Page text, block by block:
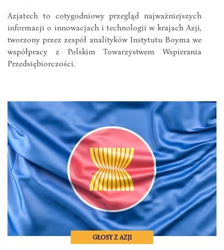
Azjatech to cotygodniowy przegląd najważniejszych
informacji o innowacjach i technologii w krajach Azji,
tworzony przez zespół analityków Instytutu Boyma we
współpracy z Polskim Towarzystwem Wspierania
Przedsiębiorczości.
GŁOSY Z AZJI